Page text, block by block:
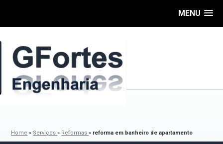
MENU
Home » Serviços» Reformas» reforma em banheiro de apartamento